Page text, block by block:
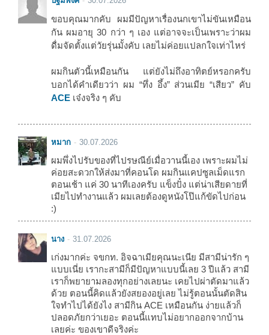
ขอบคุณมากคับ ผมมีปัญหาเรื่องนกเขาไม่ขันเหมือน
กัน ผมอายุ 30 กว่า ๆ เอง แต่อาจจะเป็นเพราะว่าผม
ดื่มจัดตั้งแต่วัยรุ่นมั้งคับ เลยไม่ค่อยแปลกใจเท่าไหร่
ผมกินตัวนี้เหมือนกัน แต่ยังไม่ถึงอาทิตย์หรอกครับ
บอกได้คำเดียวว่า ผม “ทึ่ง อึ้ง” ส่วนเมีย “เสียว” คับ
ACE เจ๋งจริง ๆ คับ
หมาก 30.07.2026
ผมพึ่งไปรับของที่ไปรษณีย์เมื่อวานนี้เอง เพราะผมไม่
ค่อยสะดวกให้ส่งมาที่คอนโด ผมกินแคปซูลเม็ดแรก
ตอนเช้า แค่ 30 นาทีเองครับ แข็งปั๋ง แต่น่าเสียดายที่
เมียไปทำงานแล้ว ผมเลยต้องดูหนังโป๊แก้ขัดไปก่อน
:)
นาง 31.07.2026
เก่งมากค่ะ จขกท. อิจฉาเมียคุณนะเนีย มีสามีน่ารัก ๆ
แบบเนี่ย เรากะสามีก็มีปัญหาแบบนี้เลย 3 ปีแล้ว สามี
เราก็พยายามลองทุกอย่างเลยนะ เคยไปผ่าตัดมาแล้ว
ด้วย ตอนนี้คิดแล้วยังสยองอยู่เลย ไม่รู้ตอนนั้นตัดสิน
ใจทำไปได้ยังไง สามีกิน ACE เหมือนกัน ง่ายแล้วก็
ปลอดภัยกว่าเยอะ ตอนนี้แทบไม่อยากออกจากบ้าน
เลยค่ะ ของเขาดีจริงค่ะ